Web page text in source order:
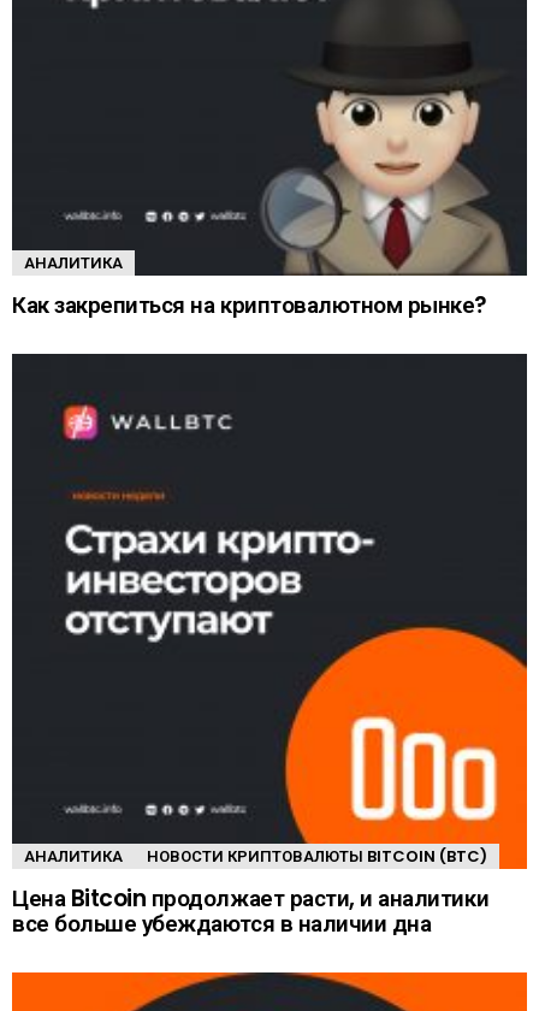
АНАЛИТИКА
Как закрепиться на криптовалютном рынке?
АНАЛИТИКА НОВОСТИ КРИПТОВАЛЮТЫ BITCOIN (BTC)
Цена Bitcoin продолжает расти, и аналитики
все больше убеждаются в наличии дна